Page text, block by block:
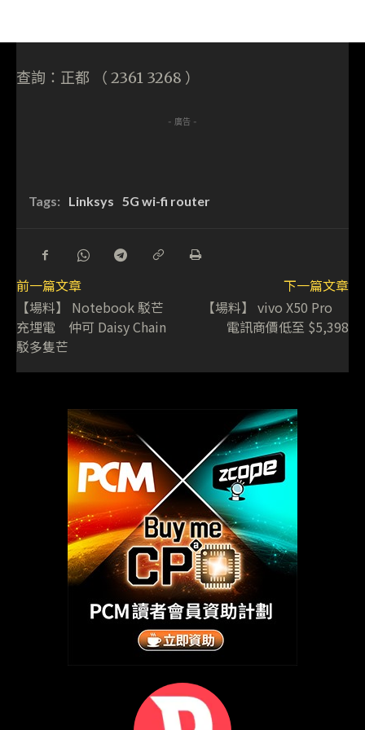
查詢：正都 （ 2361 3268 ）
- 廣告 -
Tags: Linksys 5G wi-fi router
前一篇文章
【場料】 Notebook 駁芒
充埋電 仲可 Daisy Chain
駁多隻芒
下一篇文章
【場料】 vivo X50 Pro
電訊商價低至 $5,398